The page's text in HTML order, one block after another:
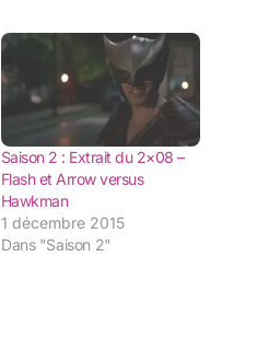
Saison 2 : Extrait du 2×08 –
Flash et Arrow versus
Hawkman
1 décembre 2015
Dans "Saison 2"